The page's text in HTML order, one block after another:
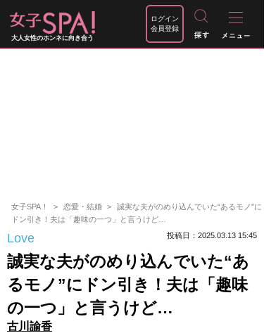
大人女性のホンネに向き合う
ログイン
会員登録
女子SPA！ 恋愛・結婚
誠実な夫がのめり込んでいた“あるモノ”に
ドン引き！夫は「趣味の一つ」と言うけど…
Love 投稿日：2025.03.13 15:45
誠実な夫がのめり込んでいた“あ
るモノ”にドン引き！夫は「趣味
の一つ」と言うけど…
古川諭香